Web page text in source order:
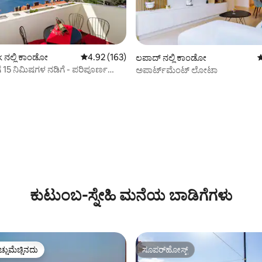
375 ವಿಮರ್ಶೆಗಳು
ನಲ್ಲಿ ಕಾಂಡೋ 5 ರಲ್ಲಿ 4.92 ಸರಾಸರಿ ರೇಟಿಂಗ್, 163 ವಿಮರ್ಶೆಗಳು
4.92 (163)
ನಿಮಿಷಗಳ ನಡಿಗೆ - ಪರಿಪೂರ್ಣ
ಲಪಾದ್ ನಲ್ಲಿ ಕಾಂಡೋ
ಅಪಾರ್ಟ್‌ಮೆಂಟ್ ಲೋಟಾ
ಕುಟುಂಬ-ಸ್ನೇಹಿ ಮನೆಯ ಬಾಡಿಗೆಗಳು
ಸೂಪರ್‌ಹೋಸ್ಟ್
ಸೂಪರ್‌ಹೋಸ್ಟ್